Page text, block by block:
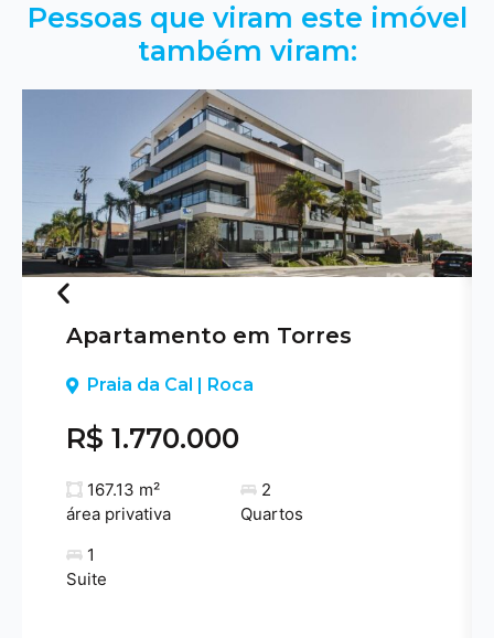
Pessoas que viram este imóvel
também viram:
Previous
Apartamento em Torres
Praia da Cal | Roca
R$ 1.770.000
167.13 m²
área privativa
2
Quartos
1
Suite